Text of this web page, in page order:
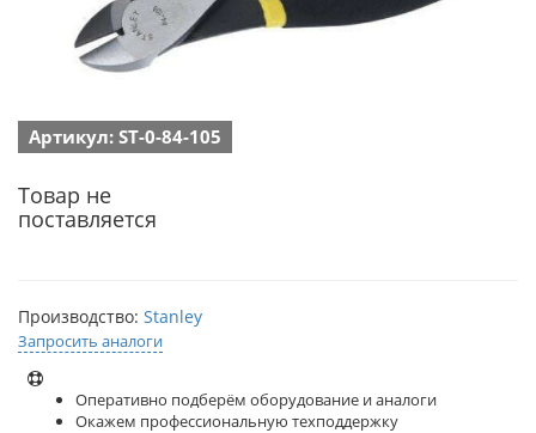
Артикул: ST-0-84-105
Товар не
поставляется
Производство: Stanley
Запросить аналоги
Оперативно подберём оборудование и аналоги
Окажем профессиональную техподдержку